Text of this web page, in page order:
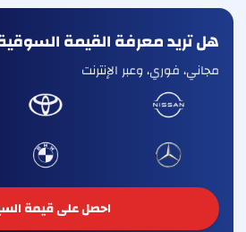
هل تريد معرفة القيمة
مجاني، فوري، وعبر الإنترنت
احصل على قيمة